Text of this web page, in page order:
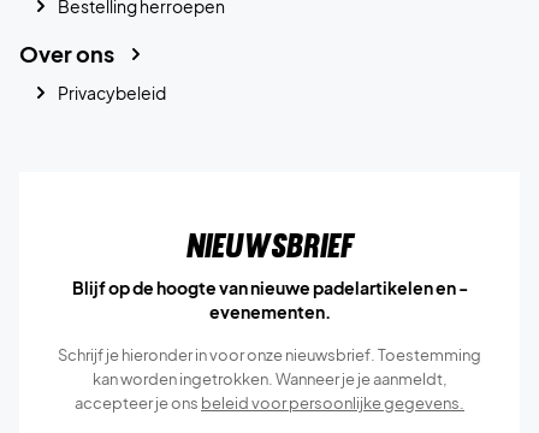
Bestelling herroepen
Over ons
Privacybeleid
Nieuwsbrief
Blijf op de hoogte van nieuwe padelartikelen en -
evenementen.
Schrijf je hieronder in voor onze nieuwsbrief. Toestemming
kan worden ingetrokken. Wanneer je je aanmeldt,
accepteer je ons beleid voor persoonlijke gegevens.